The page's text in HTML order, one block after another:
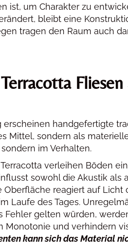
ist, um Charakter zu
bleibt eine
tragen den Raum auch
erscheinen handgefertigte
Mittel, sondern als
im Verhalten.
verleihen Böden
sowohl die Akustik als
Oberfläche reagiert auf Licht
Laufe des Tages.
Fehler gelten würden,
Monotonie und verhindern
kann sich das Material